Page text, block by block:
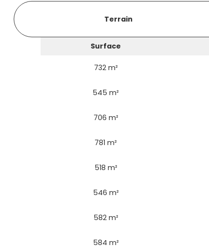
Terrain
Surface
732 m²
545 m²
706 m²
781 m²
518 m²
546 m²
582 m²
584 m²